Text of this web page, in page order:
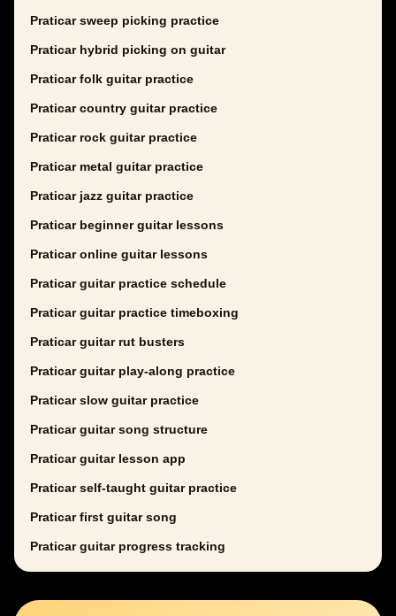
Praticar sweep picking practice
Praticar hybrid picking on guitar
Praticar folk guitar practice
Praticar country guitar practice
Praticar rock guitar practice
Praticar metal guitar practice
Praticar jazz guitar practice
Praticar beginner guitar lessons
Praticar online guitar lessons
Praticar guitar practice schedule
Praticar guitar practice timeboxing
Praticar guitar rut busters
Praticar guitar play-along practice
Praticar slow guitar practice
Praticar guitar song structure
Praticar guitar lesson app
Praticar self-taught guitar practice
Praticar first guitar song
Praticar guitar progress tracking